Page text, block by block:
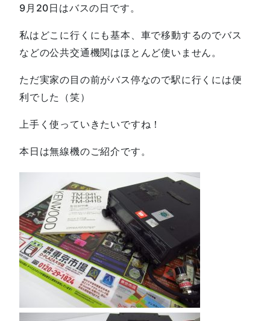
9月20日はバスの日です。
私はどこに行くにも基本、車で移動するのでバス
などの公共交通機関はほとんど使いません。
ただ実家の目の前がバス停なので駅に行くには便
利でした（笑）
上手く使っていきたいですね！
本日は無線機のご紹介です。